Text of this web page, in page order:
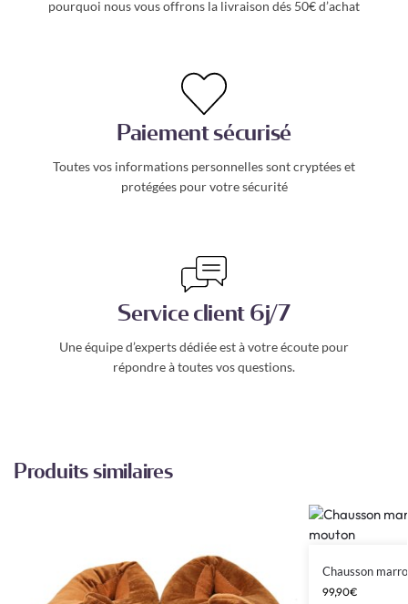
pourquoi nous vous offrons la livraison dés 50€ d’achat
Paiement sécurisé
Toutes vos informations personnelles sont cryptées et
protégées pour votre sécurité
Service client 6j/7
Une équipe d’experts dédiée est à votre écoute pour
répondre à toutes vos questions.
Produits similaires
Chausson
99,90€